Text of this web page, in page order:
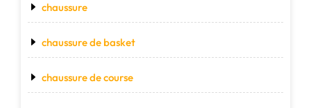
chaussure
chaussure de basket
chaussure de course